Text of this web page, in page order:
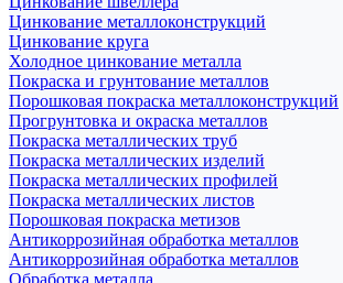
Цинкование металлоконструкций
Цинкование круга
Холодное цинкование металла
Покраска и грунтование металлов
Порошковая покраска металлоконструкций
Прогрунтовка и окраска металлов
Покраска металлических труб
Покраска металлических изделий
Покраска металлических профилей
Покраска металлических листов
Порошковая покраска метизов
Антикоррозийная обработка металлов
Антикоррозийная обработка металлов
Обработка металла